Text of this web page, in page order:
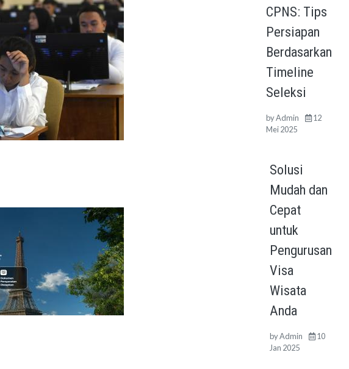
CPNS: Tips
Persiapan
Berdasarkan
Timeline
Seleksi
byAdmin
12
Mei 2025
Solusi
Mudah dan
Cepat
untuk
Pengurusan
Visa
Wisata
Anda
byAdmin
10
Jan 2025